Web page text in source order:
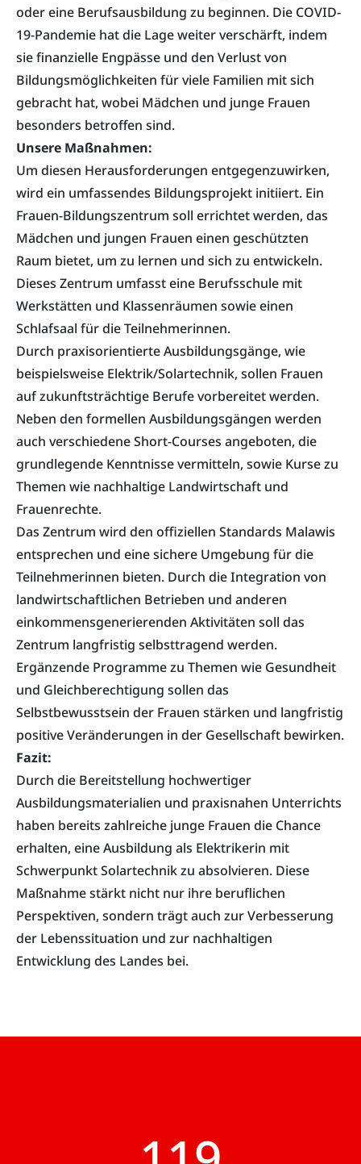
oder eine Berufsausbildung zu beginnen. Die COVID-
19-Pandemie hat die Lage weiter verschärft, indem
sie finanzielle Engpässe und den Verlust von
Bildungsmöglichkeiten für viele Familien mit sich
gebracht hat, wobei Mädchen und junge Frauen
besonders betroffen sind.
Unsere Maßnahmen:
Um diesen Herausforderungen entgegenzuwirken,
wird ein umfassendes Bildungsprojekt initiiert. Ein
Frauen-Bildungszentrum soll errichtet werden, das
Mädchen und jungen Frauen einen geschützten
Raum bietet, um zu lernen und sich zu entwickeln.
Dieses Zentrum umfasst eine Berufsschule mit
Werkstätten und Klassenräumen sowie einen
Schlafsaal für die Teilnehmerinnen.
Durch praxisorientierte Ausbildungsgänge, wie
beispielsweise Elektrik/Solartechnik, sollen Frauen
auf zukunftsträchtige Berufe vorbereitet werden.
Neben den formellen Ausbildungsgängen werden
auch verschiedene Short-Courses angeboten, die
grundlegende Kenntnisse vermitteln, sowie Kurse zu
Themen wie nachhaltige Landwirtschaft und
Frauenrechte.
Das Zentrum wird den offiziellen Standards Malawis
entsprechen und eine sichere Umgebung für die
Teilnehmerinnen bieten. Durch die Integration von
landwirtschaftlichen Betrieben und anderen
einkommensgenerierenden Aktivitäten soll das
Zentrum langfristig selbsttragend werden.
Ergänzende Programme zu Themen wie Gesundheit
und Gleichberechtigung sollen das
Selbstbewusstsein der Frauen stärken und langfristig
positive Veränderungen in der Gesellschaft bewirken.
Fazit:
Durch die Bereitstellung hochwertiger
Ausbildungsmaterialien und praxisnahen Unterrichts
haben bereits zahlreiche junge Frauen die Chance
erhalten, eine Ausbildung als Elektrikerin mit
Schwerpunkt Solartechnik zu absolvieren. Diese
Maßnahme stärkt nicht nur ihre beruflichen
Perspektiven, sondern trägt auch zur Verbesserung
der Lebenssituation und zur nachhaltigen
Entwicklung des Landes bei.